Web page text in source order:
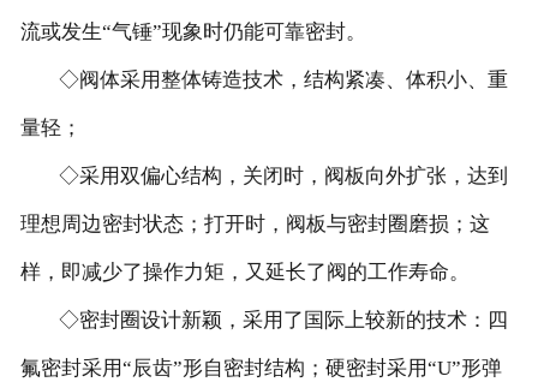
流或发生“气锤”现象时仍能可靠密封。
◇阀体采用整体铸造技术，结构紧凑、体积小、重
量轻；
◇采用双偏心结构，关闭时，阀板向外扩张，达到
理想周边密封状态；打开时，阀板与密封圈磨损；这
样，即减少了操作力矩，又延长了阀的工作寿命。
◇密封圈设计新颖，采用了国际上较新的技术：四
氟密封采用“辰齿”形自密封结构；硬密封采用“U”形弹